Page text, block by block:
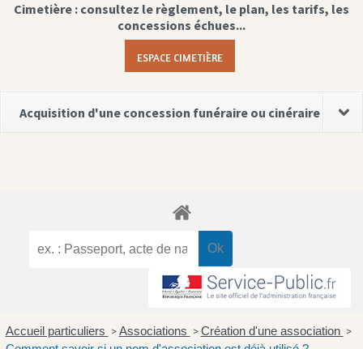
Cimetière : consultez le règlement, le plan, les tarifs, les
concessions échues...
ESPACE CIMETIÈRE
Acquisition d'une concession funéraire ou cinéraire
Accueil particuliers > Associations > Création d'une association >